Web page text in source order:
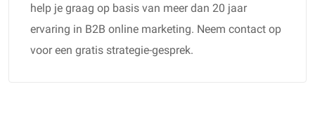
help je graag op basis van meer dan 20 jaar
ervaring in B2B online marketing. Neem contact op
voor een gratis strategie-gesprek.